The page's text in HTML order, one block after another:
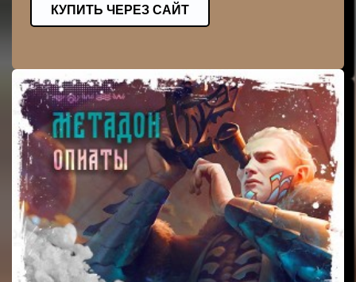
КУПИТЬ ЧЕРЕЗ САЙТ